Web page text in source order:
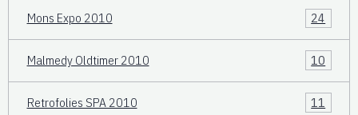
Mons Expo 2010 24
Malmedy Oldtimer 2010 10
Retrofolies SPA 2010 11